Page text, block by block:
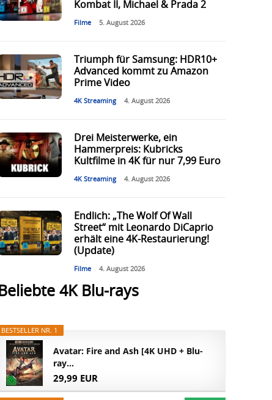
Kombat II, Michael & Prada 2
Filme 5. August 2026
Triumph für Samsung: HDR10+
Advanced kommt zu Amazon
Prime Video
4K Streaming 4. August 2026
Drei Meisterwerke, ein
Hammerpreis: Kubricks
Kultfilme in 4K für nur 7,99 Euro
4K Streaming 4. August 2026
Endlich: „The Wolf Of Wall
Street“ mit Leonardo DiCaprio
erhält eine 4K-Restaurierung!
(Update)
Filme 4. August 2026
Beliebte 4K Blu-rays
BESTSELLER NR. 1
Avatar: Fire and Ash [4K UHD + Blu-
ray...
29,99 EUR